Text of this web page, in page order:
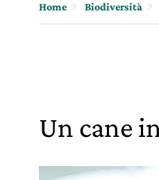
Home Biodiversità
Un cane